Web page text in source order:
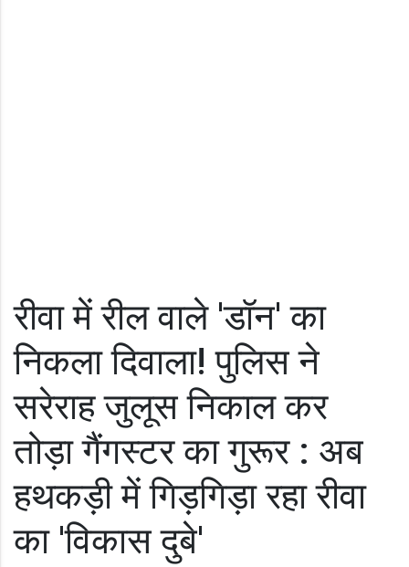
रीवा में रील वाले 'डॉन' का
निकला दिवाला! पुलिस ने
सरेराह जुलूस निकाल कर
तोड़ा गैंगस्टर का गुरूर : अब
हथकड़ी में गिड़गिड़ा रहा रीवा
का 'विकास दुबे'